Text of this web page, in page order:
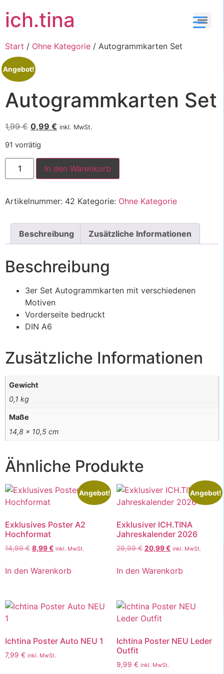
ich.tina
Start / Ohne Kategorie / Autogrammkarten Set
Angebot!
Autogrammkarten Set
1,99€ 0,99 € inkl. MwSt.
91 vorrätig
In den Warenkorb
Artikelnummer: 42 Kategorie: Ohne Kategorie
Beschreibung Zusätzliche Informationen
Beschreibung
3er Set Autogrammkarten mit verschiedenen
Motiven
Vorderseite bedruckt
DIN A6
Zusätzliche Informationen
Gewicht
0,1 kg
Maße
14,8 × 10,5 cm
Ähnliche Produkte
Angebot!
Exklusives Poster A2
Hochformat
14,99€ 8,99€ inkl. MwSt.
In den Warenkorb
Angebot!
Exklusiver ICH.TINA
Jahreskalender 2026
29,99€ 20,99€ inkl. MwSt.
In den Warenkorb
Ichtina Poster Auto NEU 1
7,99 € inkl. MwSt.
Ichtina Poster NEU Leder
Outfit
9,99 € inkl. MwSt.